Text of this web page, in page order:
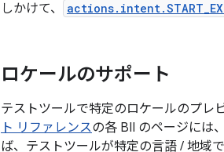
しかけて、
ロケールのサポート
テストツールで特定のロケールのプレ
ト リファレンスの各 BII のページには
ば、テストツールが特定の言語 / 地域